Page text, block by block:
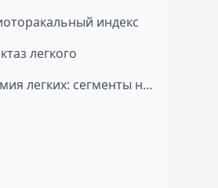
индекс
легкого
Анатомия легких: сегменты на рентгенограмме и КТ